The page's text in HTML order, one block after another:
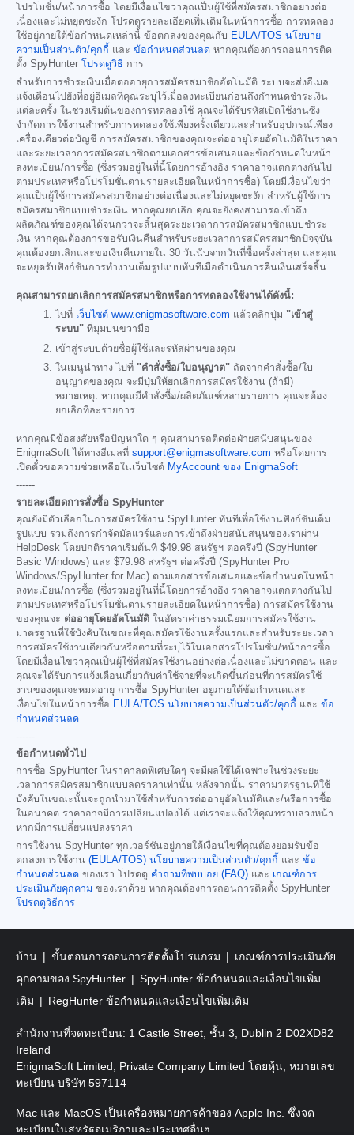
โปรโมชั่น/หน้าการซื้อ โดยมีเงื่อนไขว่าคุณเป็นผู้ใช้ที่สมัครสมาชิกอย่างต่อ
เนื่องและไม่หยุดชะงัก โปรดดูรายละเอียดเพิ่มเติมในหน้าการซื้อ การทดลอง
ใช้อยู่ภายใต้ข้อกำหนดเหล่านี้ ข้อตกลงของคุณกับ EULA/TOS นโยบาย
ความเป็นส่วนตัว/คุกกี้ และ ข้อกำหนดส่วนลด หากคุณต้องการถอนการติด
ตั้ง SpyHunter โปรดดูวิธี การ
สำหรับการชำระเงินเมื่อต่ออายุการสมัครสมาชิกอัตโนมัติ ระบบจะส่งอีเมล
แจ้งเตือนไปยังที่อยู่อีเมลที่คุณระบุไว้เมื่อลงทะเบียนก่อนถึงกำหนดชำระเงิน
แต่ละครั้ง ในช่วงเริ่มต้นของการทดลองใช้ คุณจะได้รับรหัสเปิดใช้งานซึ่ง
จำกัดการใช้งานสำหรับการทดลองใช้เพียงครั้งเดียวและสำหรับอุปกรณ์เพียง
เครื่องเดียวต่อบัญชี การสมัครสมาชิกของคุณจะต่ออายุโดยอัตโนมัติในราคา
และระยะเวลาการสมัครสมาชิกตามเอกสารข้อเสนอและข้อกำหนดในหน้า
ลงทะเบียน/การซื้อ (ซึ่งรวมอยู่ในที่นี้โดยการอ้างอิง ราคาอาจแตกต่างกันไป
ตามประเทศหรือโปรโมชั่นตามรายละเอียดในหน้าการซื้อ) โดยมีเงื่อนไขว่า
คุณเป็นผู้ใช้การสมัครสมาชิกอย่างต่อเนื่องและไม่หยุดชะงัก สำหรับผู้ใช้การ
สมัครสมาชิกแบบชำระเงิน หากคุณยกเลิก คุณจะยังคงสามารถเข้าถึง
ผลิตภัณฑ์ของคุณได้จนกว่าจะสิ้นสุดระยะเวลาการสมัครสมาชิกแบบชำระ
เงิน หากคุณต้องการขอรับเงินคืนสำหรับระยะเวลาการสมัครสมาชิกปัจจุบัน
คุณต้องยกเลิกและขอเงินคืนภายใน 30 วันนับจากวันที่ซื้อครั้งล่าสุด และคุณ
จะหยุดรับฟังก์ชันการทำงานเต็มรูปแบบทันทีเมื่อดำเนินการคืนเงินเสร็จสิ้น
คุณสามารถยกเลิกการสมัครสมาชิกหรือการทดลองใช้งานได้ดังนี้:
ไปที่ เว็บไซต์ www.enigmasoftware.com แล้วคลิกปุ่ม "เข้าสู่
ระบบ" ที่มุมบนขวามือ
เข้าสู่ระบบด้วยชื่อผู้ใช้และรหัสผ่านของคุณ
ในเมนูนำทาง ไปที่ "คำสั่งซื้อ/ใบอนุญาต" ถัดจากคำสั่งซื้อ/ใบ
อนุญาตของคุณ จะมีปุ่มให้ยกเลิกการสมัครใช้งาน (ถ้ามี)
หมายเหตุ: หากคุณมีคำสั่งซื้อ/ผลิตภัณฑ์หลายรายการ คุณจะต้อง
ยกเลิกทีละรายการ
หากคุณมีข้อสงสัยหรือปัญหาใด ๆ คุณสามารถติดต่อฝ่ายสนับสนุนของ
EnigmaSoft ได้ทางอีเมลที่ support@enigmasoftware.com หรือโดยการ
เปิดตั๋วขอความช่วยเหลือในเว็บไซต์ MyAccount ของ EnigmaSoft
------
รายละเอียดการสั่งซื้อ SpyHunter
คุณยังมีตัวเลือกในการสมัครใช้งาน SpyHunter ทันทีเพื่อใช้งานฟังก์ชันเต็ม
รูปแบบ รวมถึงการกำจัดมัลแวร์และการเข้าถึงฝ่ายสนับสนุนของเราผ่าน
HelpDesk โดยปกติราคาเริ่มต้นที่ $49.98 สหรัฐฯ ต่อครึ่งปี (SpyHunter
Basic Windows) และ $79.98 สหรัฐฯ ต่อครึ่งปี (SpyHunter Pro
Windows/SpyHunter for Mac) ตามเอกสารข้อเสนอและข้อกำหนดในหน้า
ลงทะเบียน/การซื้อ (ซึ่งรวมอยู่ในที่นี้โดยการอ้างอิง ราคาอาจแตกต่างกันไป
ตามประเทศหรือโปรโมชั่นตามรายละเอียดในหน้าการซื้อ) การสมัครใช้งาน
ของคุณจะ ต่ออายุโดยอัตโนมัติ ในอัตราค่าธรรมเนียมการสมัครใช้งาน
มาตรฐานที่ใช้บังคับในขณะที่คุณสมัครใช้งานครั้งแรกและสำหรับระยะเวลา
การสมัครใช้งานเดียวกันหรือตามที่ระบุไว้ในเอกสารโปรโมชั่น/หน้าการซื้อ
โดยมีเงื่อนไขว่าคุณเป็นผู้ใช้ที่สมัครใช้งานอย่างต่อเนื่องและไม่ขาดตอน และ
คุณจะได้รับการแจ้งเตือนเกี่ยวกับค่าใช้จ่ายที่จะเกิดขึ้นก่อนที่การสมัครใช้
งานของคุณจะหมดอายุ การซื้อ SpyHunter อยู่ภายใต้ข้อกำหนดและ
เงื่อนไขในหน้าการซื้อ EULA/TOS นโยบายความเป็นส่วนตัว/คุกกี้ และ ข้อ
กำหนดส่วนลด
------
ข้อกำหนดทั่วไป
การซื้อ SpyHunter ในราคาลดพิเศษใดๆ จะมีผลใช้ได้เฉพาะในช่วงระยะ
เวลาการสมัครสมาชิกแบบลดราคาเท่านั้น หลังจากนั้น ราคามาตรฐานที่ใช้
บังคับในขณะนั้นจะถูกนำมาใช้สำหรับการต่ออายุอัตโนมัติและ/หรือการซื้อ
ในอนาคต ราคาอาจมีการเปลี่ยนแปลงได้ แต่เราจะแจ้งให้คุณทราบล่วงหน้า
หากมีการเปลี่ยนแปลงราคา
การใช้งาน SpyHunter ทุกเวอร์ชันอยู่ภายใต้เงื่อนไขที่คุณต้องยอมรับข้อ
ตกลงการใช้งาน (EULA/TOS) นโยบายความเป็นส่วนตัว/คุกกี้ และ ข้อ
กำหนดส่วนลด ของเรา โปรดดู คำถามที่พบบ่อย (FAQ) และ เกณฑ์การ
ประเมินภัยคุกคาม ของเราด้วย หากคุณต้องการถอนการติดตั้ง SpyHunter
โปรดดูวิธีการ
บ้าน ขั้นตอนการถอนการติดตั้งโปรแกรม
เกณฑ์การประเมินภัย
คุกคามของ SpyHunter
SpyHunter ข้อกำหนดและเงื่อนไขเพิ่ม
เติม
RegHunter ข้อกำหนดและเงื่อนไขเพิ่มเติม
สำนักงานที่จดทะเบียน: 1 Castle Street, ชั้น 3, Dublin 2 D02XD82
Ireland
EnigmaSoft Limited, Private Company Limited โดยหุ้น, หมายเลข
ทะเบียน บริษัท 597114
Mac และ MacOS เป็นเครื่องหมายการค้าของ Apple Inc. ซึ่งจด
ทะเบียนในสหรัฐอเมริกาและประเทศอื่นๆ